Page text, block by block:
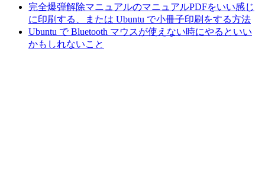
完全爆弾解除マニュアルのマニュアルPDFをいい感じ
に印刷する、または Ubuntu で小冊子印刷をする方法
Ubuntu で Bluetooth マウスが使えない時にやるといい
かもしれないこと